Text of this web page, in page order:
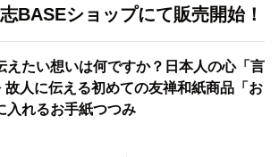
BASEショップにて販売開始！
えたい想いは何ですか？日本人の心「言
故人に伝える初めての友禅和紙商品「お
入れるお手紙つつみ